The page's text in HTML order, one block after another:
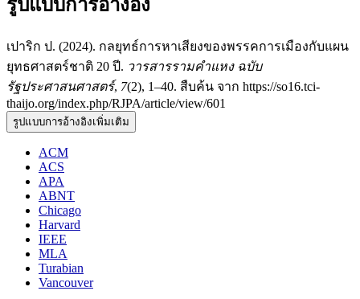
รูปแบบการอ้างอิง
เปาริก ป. (2024). กลยุทธ์การหาเสียงของพรรคการเมืองกับแผน
ยุทธศาสตร์ชาติ 20 ปี. วารสารรามคำแหง ฉบับ
รัฐประศาสนศาสตร์, 7(2), 1–40. สืบค้น จาก https://so16.tci-
thaijo.org/index.php/RJPA/article/view/601
รูปแบบการอ้างอิงเพิ่มเติม
ACM
ACS
APA
ABNT
Chicago
Harvard
IEEE
MLA
Turabian
Vancouver